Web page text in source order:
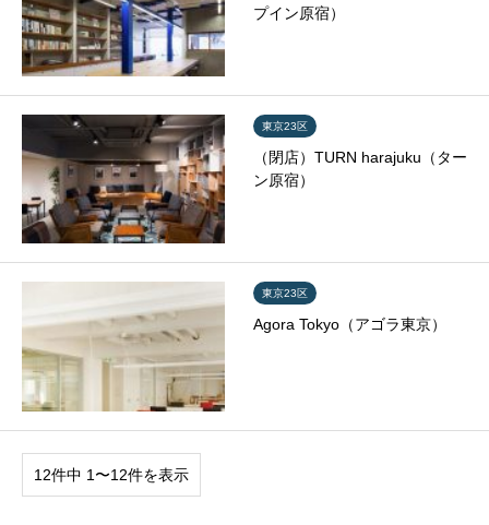
プイン原宿）
東京23区
（閉店）TURN harajuku（ター
ン原宿）
東京23区
Agora Tokyo（アゴラ東京）
12件中 1〜12件を表示